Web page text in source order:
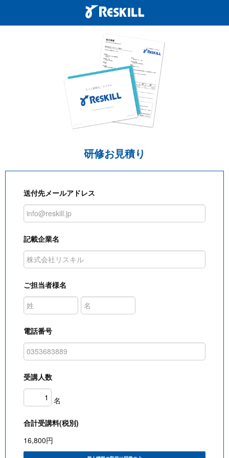
研修お見積り
送付先メールアドレス
記載企業名
ご担当者様名
電話番号
受講人数
名
合計受講料(税別)
16,800円